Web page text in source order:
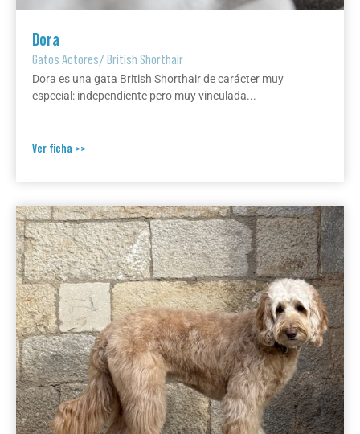
Dora
Gatos Actores/British Shorthair
Dora es una gata British Shorthair de carácter muy
especial: independiente pero muy vinculada...
Ver ficha >>